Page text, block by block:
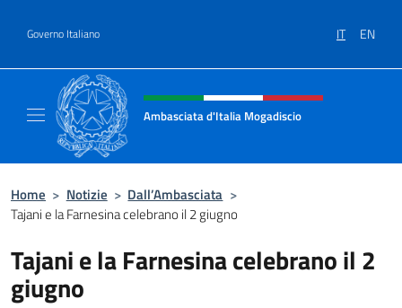
Governo Italiano IT EN
Intestazione sito, social e menù
Ambasciata d'Italia Mogadiscio
Home > Notizie > Dall’Ambasciata >
Tajani e la Farnesina celebrano il 2 giugno
Tajani e la Farnesina celebrano il 2
giugno